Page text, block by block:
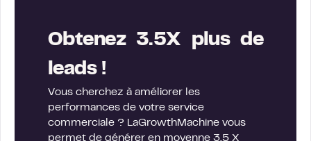
Obtenez 3.5X plus de
leads !
Vous cherchez à améliorer les
performances de votre service
commerciale ? LaGrowthMachine vous
permet de générer en moyenne 3.5 X